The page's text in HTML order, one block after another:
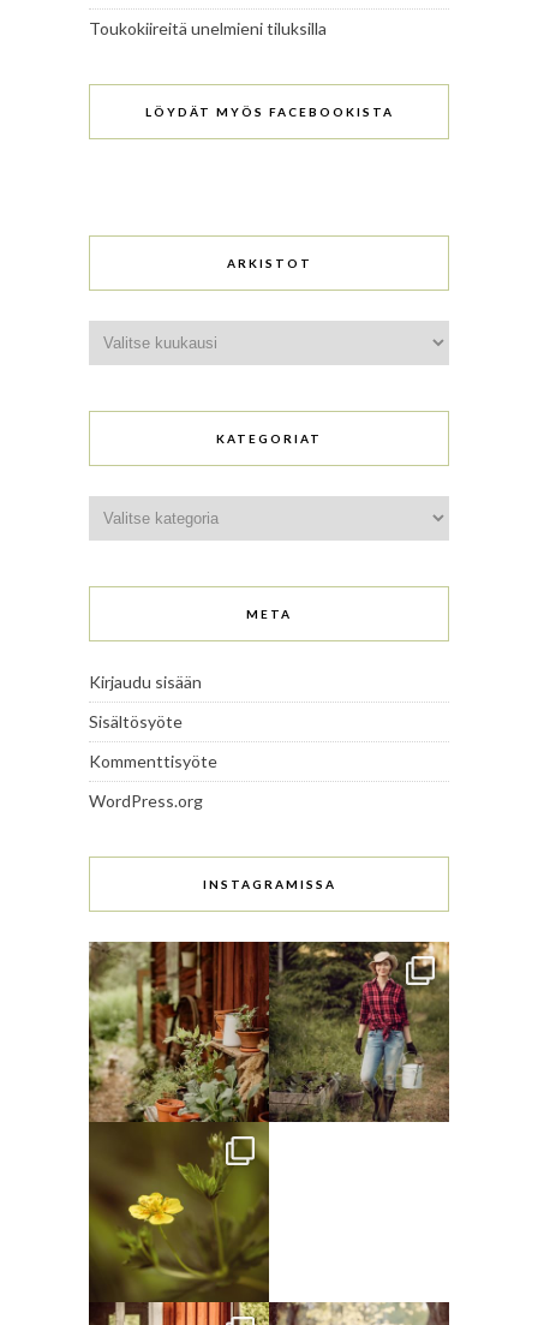
Toukokiireitä unelmieni tiluksilla
LÖYDÄT MYÖS FACEBOOKISTA
ARKISTOT
KATEGORIAT
META
Kirjaudu sisään
Sisältösyöte
Kommenttisyöte
WordPress.org
INSTAGRAMISSA